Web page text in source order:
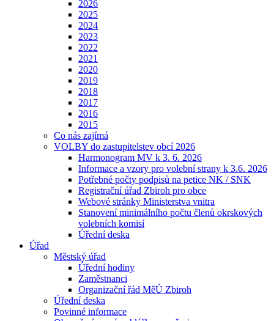
2026
2025
2024
2023
2022
2021
2020
2019
2018
2017
2016
2015
Co nás zajímá
VOLBY do zastupitelstev obcí 2026
Harmonogram MV k 3. 6. 2026
Informace a vzory pro volební strany k 3.6. 2026
Potřebné počty podpisů na petice NK / SNK
Registrační úřad Zbiroh pro obce
Webové stránky Ministerstva vnitra
Stanovení minimálního počtu členů okrskových
volebních komisí
Úřední deska
Úřad
Městský úřad
Úřední hodiny
Zaměstnanci
Organizační řád MěÚ Zbiroh
Úřední deska
Povinné informace